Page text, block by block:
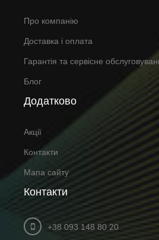
Про компанію
Доставка і оплата
Гарантія та сервісне
Блог
Додатково
Акції
Контакти
Мапа сайту
Контакти
+38 093 148 80 20